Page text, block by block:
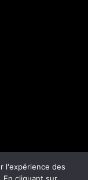
l'expérience des